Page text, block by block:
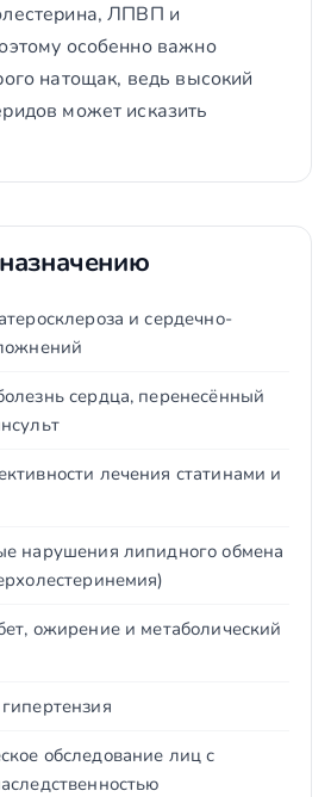
ЛПВП и
особенно важно
натощак, ведь высокий
может исказить
и сердечно-
сердца, перенесённый
лечения статинами и
нарушения липидного обмена
ожирение и метаболический
обследование лиц с